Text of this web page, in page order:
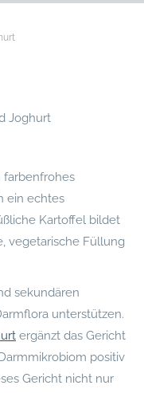
Joghurt
farbenfrohes
ein echtes
Kartoffel bildet
vegetarische Füllung
sekundären
unterstützen.
ergänzt das Gericht
positiv
Gericht nicht nur